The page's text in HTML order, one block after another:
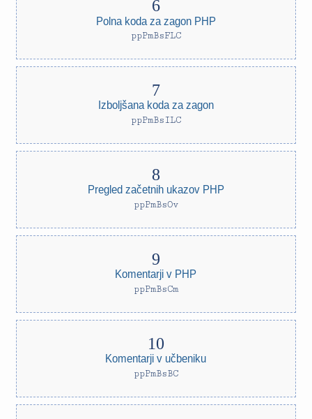
Polna koda za zagon PHP
ppPmBsFLC
Izboljšana koda za zagon
ppPmBsILC
Pregled začetnih ukazov PHP
ppPmBsOv
Komentarji v PHP
ppPmBsCm
Komentarji v učbeniku
ppPmBsBC